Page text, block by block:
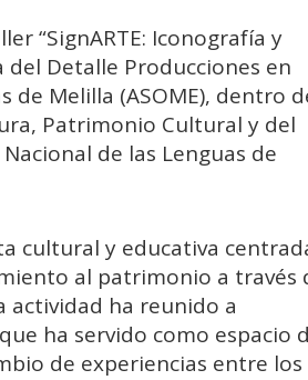
“SignARTE: Iconografía y
del Detalle Producciones en
de Melilla (ASOME), dentro
Patrimonio Cultural y del
de las Lenguas de
cultural y educativa
al patrimonio a través
actividad ha reunido a
ha servido como espacio
de experiencias entre los